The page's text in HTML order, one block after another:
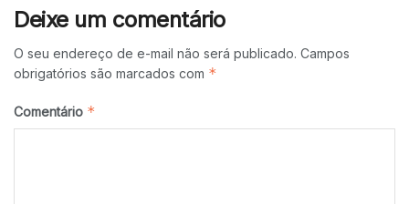
Deixe um comentário
O seu endereço de e-mail não será publicado. Campos
obrigatórios são marcados com *
Comentário *